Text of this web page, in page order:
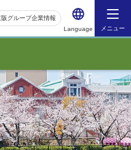
Language メニュー
阪グループ企業情報